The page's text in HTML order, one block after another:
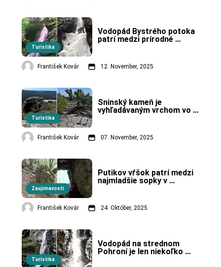
Turistika
Vodopád Bystrého potoka
patrí medzi prírodné
František Kovár 12. November, 2025
Turistika
Sninský kameň je
vyhľadávaným vrchom vo
František Kovár 07. November, 2025
Zaujímavosti
Putikov vŕšok patrí medzi
najmladšie sopky v
František Kovár 24. Október, 2025
Turistika
Vodopád na strednom
Pohroní je len niekoľko